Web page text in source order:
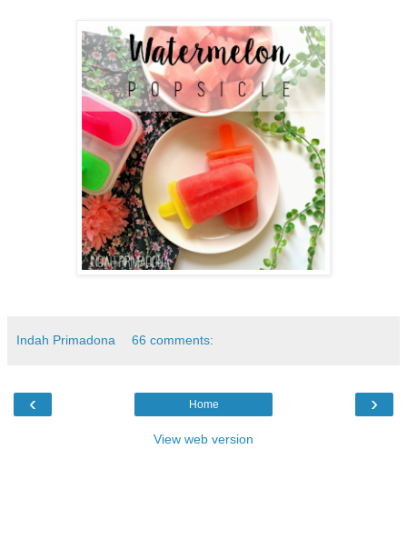
Indah Primadona 66 comments:
‹ ›
Home
View web version